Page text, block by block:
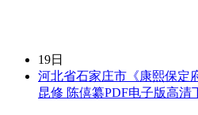
19日
河北省石家庄市《康熙保定
昆修 陈僖纂PDF电子版高清